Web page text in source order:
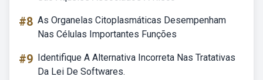
#8 As Organelas Citoplasmáticas Desempenham
Nas Células Importantes Funções
#9 Identifique A Alternativa Incorreta Nas Tratativas
Da Lei De Softwares.